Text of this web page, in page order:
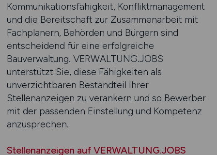
Kommunikationsfähigkeit, Konfliktmanagement
und die Bereitschaft zur Zusammenarbeit mit
Fachplanern, Behörden und Bürgern sind
entscheidend für eine erfolgreiche
Bauverwaltung. VERWALTUNG.JOBS
unterstützt Sie, diese Fähigkeiten als
unverzichtbaren Bestandteil Ihrer
Stellenanzeigen zu verankern und so Bewerber
mit der passenden Einstellung und Kompetenz
anzusprechen.
Stellenanzeigen auf VERWALTUNG.JOBS